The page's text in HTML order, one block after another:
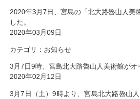
2020年3月7日、宮島の「北大路魯山人美
した。
2020年03月09日
カテゴリ： お知らせ
3月7日9時、宮島北大路魯山人美術館がオ
2020年02月12日
3月7日（土）9時より、宮島北大路魯山